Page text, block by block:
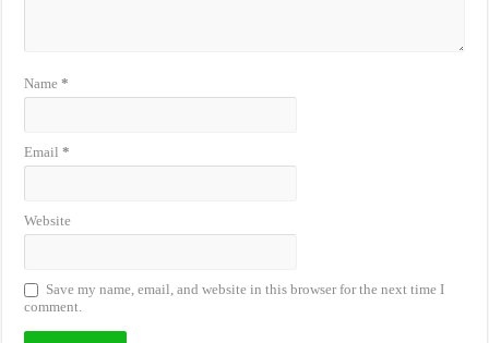
Name*
Email*
Website
Save my name, email, and website in this browser for the next time I
comment.